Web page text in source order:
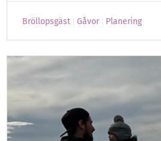
Bröllopsgäst Gåvor Planering